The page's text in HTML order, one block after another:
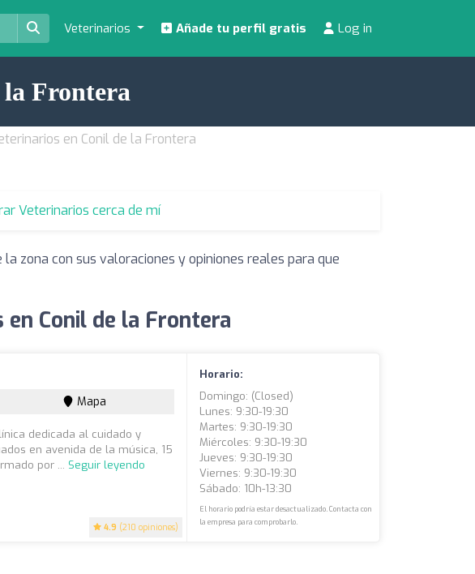
Veterinarios Añade tu perfil gratis Log in
Frontera
en Conil de la Frontera
Veterinarios cerca de mí
la zona con sus valoraciones y opiniones reales para que
Conil de la Frontera
4.9 (210 opiniones)
Mapa
dedicada al cuidado y
en avenida de la música, 15
por ... Seguir leyendo
Horario:
Domingo: (closed)
Lunes: 9:30-19:30
Martes: 9:30-19:30
Miércoles: 9:30-19:30
Jueves: 9:30-19:30
Viernes: 9:30-19:30
Sábado: 10h-13:30
El horario podría estar desactualizado. Contacta con
la empresa para comprobarlo.